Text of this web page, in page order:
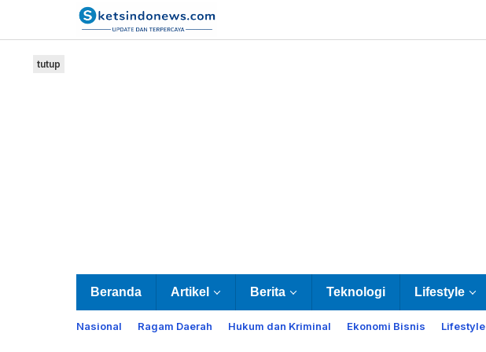
Beranda Artikel Berita Teknologi Lifestyle
Nasional Ragam Daerah Hukum dan Kriminal Ekonomi Bisnis Lifestyle
tutup